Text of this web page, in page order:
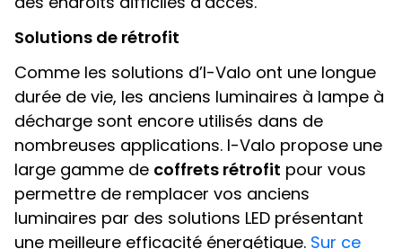
Solutions de rétrofit
Comme les solutions d’I-Valo ont une longue
durée de vie, les anciens luminaires à lampe à
décharge sont encore utilisés dans de
nombreuses applications. I-Valo propose une
large gamme de coffrets rétrofit pour vous
permettre de remplacer vos anciens
luminaires par des solutions LED présentant
une meilleure efficacité énergétique. Sur ce